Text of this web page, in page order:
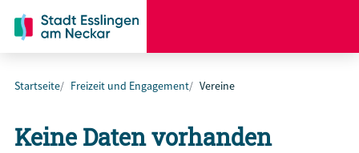
Startseite Freizeit und Engagement Vereine
Keine Daten vorhanden